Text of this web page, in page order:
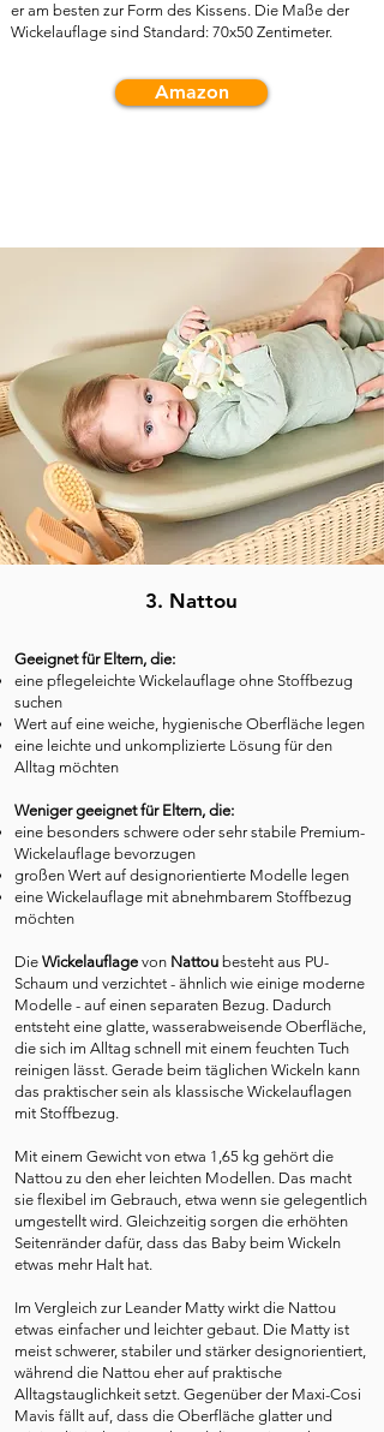
er am besten zur Form des Kissens. Die Maße der
Wickelauflage sind Standard: 70x50 Zentimeter.
Amazon
3. Nattou
Geeignet für Eltern, die:
eine pflegeleichte Wickelauflage ohne Stoffbezug
suchen
Wert auf eine weiche, hygienische Oberfläche legen
eine leichte und unkomplizierte Lösung für den
Alltag möchten
Weniger geeignet für Eltern, die:
eine besonders schwere oder sehr stabile Premium-
Wickelauflage bevorzugen
großen Wert auf designorientierte Modelle legen
eine Wickelauflage mit abnehmbarem Stoffbezug
möchten
Die Wickelauflage von Nattou besteht aus PU-
Schaum und verzichtet - ähnlich wie einige moderne
Modelle - auf einen separaten Bezug. Dadurch
entsteht eine glatte, wasserabweisende Oberfläche,
die sich im Alltag schnell mit einem feuchten Tuch
reinigen lässt. Gerade beim täglichen Wickeln kann
das praktischer sein als klassische Wickelauflagen
mit Stoffbezug.
Mit einem Gewicht von etwa 1,65 kg gehört die
Nattou zu den eher leichten Modellen. Das macht
sie flexibel im Gebrauch, etwa wenn sie gelegentlich
umgestellt wird. Gleichzeitig sorgen die erhöhten
Seitenränder dafür, dass das Baby beim Wickeln
etwas mehr Halt hat.
Im Vergleich zur Leander Matty wirkt die Nattou
etwas einfacher und leichter gebaut. Die Matty ist
meist schwerer, stabiler und stärker designorientiert,
während die Nattou eher auf praktische
Alltagstauglichkeit setzt. Gegenüber der Maxi-Cosi
Mavis fällt auf, dass die Oberfläche glatter und